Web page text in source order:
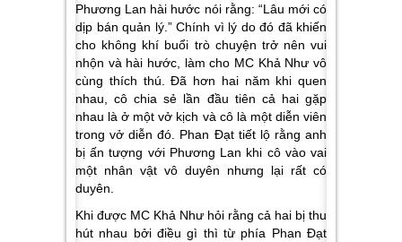
Phương Lan hài hước nói rằng: “Lâu mới có
dịp bán quản lý.” Chính vì lý do đó đã khiến
cho không khí buổi trò chuyện trở nên vui
nhộn và hài hước, làm cho MC Khả Như vô
cùng thích thú. Đã hơn hai năm khi quen
nhau, cô chia sẻ lần đầu tiên cả hai gặp
nhau là ở một vở kịch và cô là một diễn viên
trong vở diễn đó. Phan Đạt tiết lộ rằng anh
bị ấn tượng với Phương Lan khi cô vào vai
một nhân vật vô duyên nhưng lại rất có
duyên.
Khi được MC Khả Như hỏi rằng cả hai bị thu
hút nhau bởi điều gì thì từ phía Phan Đạt